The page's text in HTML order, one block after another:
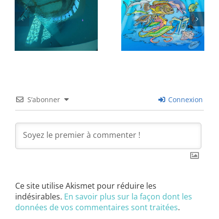
S’abonner Connexion
Ce site utilise Akismet pour réduire les
indésirables. En savoir plus sur la façon dont les
données de vos commentaires sont traitées.